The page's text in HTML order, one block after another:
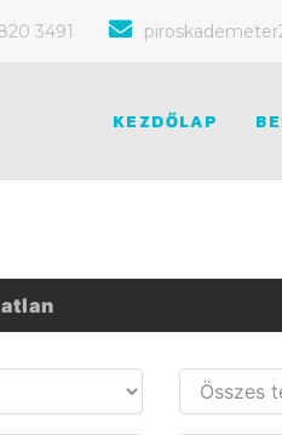
3491
KEZDŐLAP